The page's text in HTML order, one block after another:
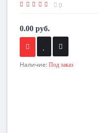
0
0.00 руб.
Наличие: Под заказ